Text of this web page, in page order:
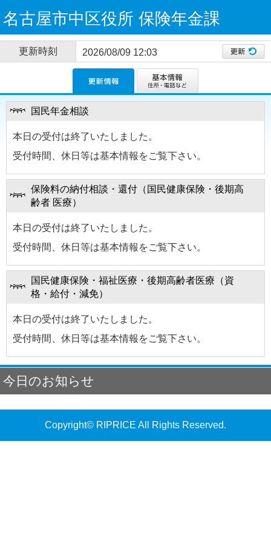
名古屋市中区役所 保険年金課
更新時刻 2026/08/09 12:03
国民年金相談
本日の受付は終了いたしました。
受付時間、休日等は基本情報をご覧下さい。
保険料の納付相談・還付（国民健康保険・後期高
齢者 医療）
本日の受付は終了いたしました。
受付時間、休日等は基本情報をご覧下さい。
国民健康保険・福祉医療・後期高齢者医療（資
格・給付・減免）
本日の受付は終了いたしました。
受付時間、休日等は基本情報をご覧下さい。
今日のお知らせ
Copyright© RIPRICE All Rights Reserved.